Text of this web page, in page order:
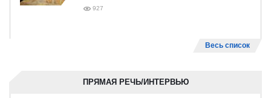
927
Весь список
ПРЯМАЯ РЕЧЬ/ИНТЕРВЬЮ